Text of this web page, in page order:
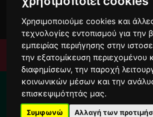
Χρησιμοποιούμε cookies και
τεχνολογίες εντοπισμού για την
εμπειρίας περιήγησης στην
την εξατομίκευση περιεχομένου
διαφημίσεων, την παροχή
κοινωνικών μέσων και την
επισκεψιμότητάς μας.
Συμφωνώ Αλλαγή των
Μενού
Για το διάστημα από 10/8
παραγγελίες σας
καθυστερήσουν !